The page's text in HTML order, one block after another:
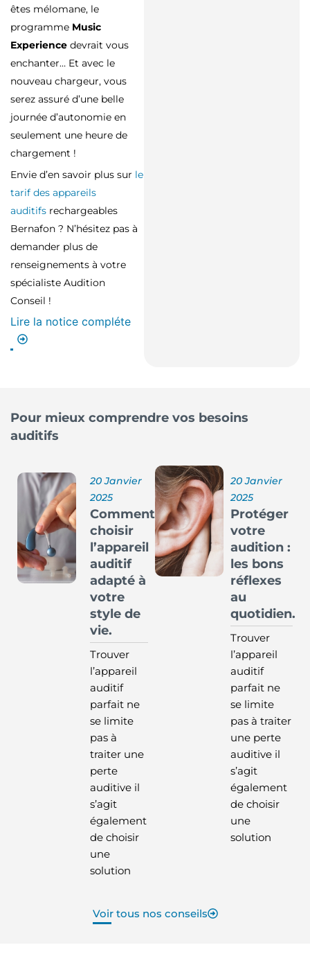
êtes mélomane, le
programme Music
Experience devrait vous
enchanter… Et avec le
nouveau chargeur, vous
serez assuré d’une belle
journée d’autonomie en
seulement une heure de
chargement !
Envie d’en savoir plus sur le
tarif des appareils
auditifs rechargeables
Bernafon ? N’hésitez pas à
demander plus de
renseignements à votre
spécialiste Audition
Conseil !
Lire la notice compléte
Pour mieux comprendre vos besoins
auditifs
20 Janvier
2025
Comment
choisir
l’appareil
auditif
adapté à
votre
style de
vie.
Trouver
l’appareil
auditif
parfait ne
se limite
pas à
traiter une
perte
auditive il
s’agit
également
de choisir
une
solution
20 Janvier
2025
Protéger
votre
audition :
les bons
réflexes
au
quotidien.
Trouver
l’appareil
auditif
parfait ne
se limite
pas à traiter
une perte
auditive il
s’agit
également
de choisir
une
solution
Voir tous nos conseils